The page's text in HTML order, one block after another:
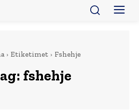
Etiketimet Fshehje
fshehje